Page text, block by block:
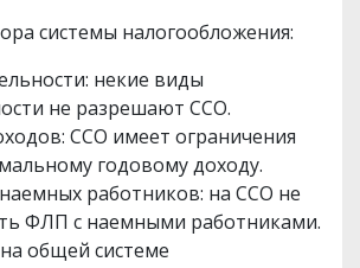
системы налогообложения:
некие виды
не разрешают ССО.
ССО имеет ограничения
годовому доходу.
работников: на ССО не
ФЛП с наемными работниками.
общей системе